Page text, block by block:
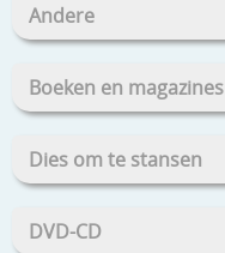
Andere
Boeken en magazines
Dies om te stansen
DVD-CD